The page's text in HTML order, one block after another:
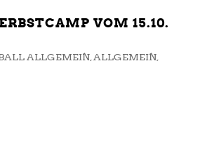
VOM 15.10. –
ALLGEMEIN ,ALLGEMEIN,